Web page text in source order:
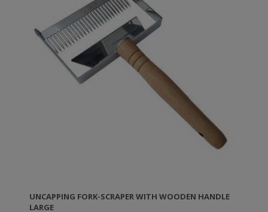
UNCAPPING FORK-SCRAPER WITH WOODEN HANDLE
LARGE